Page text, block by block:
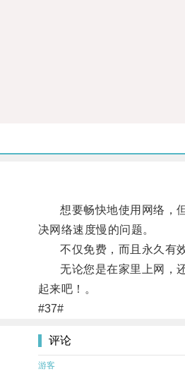
想要畅快地使用网络，但
决网络速度慢的问题。
不仅免费，而且永久有效
无论您是在家里上网，还
起来吧！。
#37#
评论
游客